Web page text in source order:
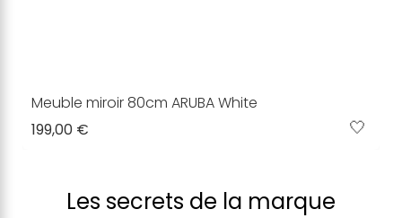
Meuble miroir 80cm ARUBA White
199,00 €
🤍
Les secrets de la marque